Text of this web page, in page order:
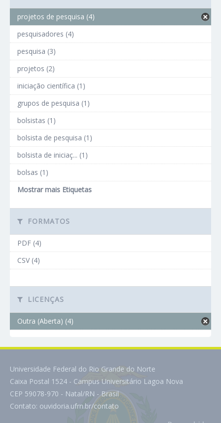
projetos de pesquisa (4)
pesquisadores (4)
pesquisa (3)
projetos (2)
iniciação científica (1)
grupos de pesquisa (1)
bolsistas (1)
bolsista de pesquisa (1)
bolsista de iniciaç... (1)
bolsas (1)
Mostrar mais Etiquetas
FORMATOS
PDF (4)
CSV (4)
LICENÇAS
Outra (Aberta) (4)
Universidade Federal do Rio Grande do Norte
Caixa Postal 1524 - Campus Universitário Lagoa Nova
CEP 59078-970 - Natal/RN - Brasil
Contato: ouvidoria.ufrn.br/contato